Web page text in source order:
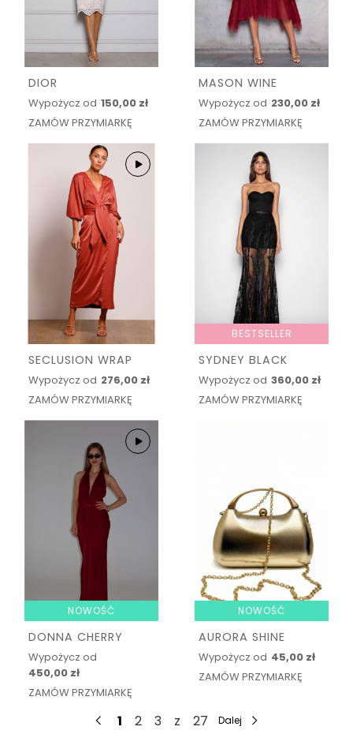
DIOR
Wypożycz od 150,00 zł
ZAMÓW PRZYMIARKĘ
MASON WINE
Wypożycz od 230,00 zł
ZAMÓW PRZYMIARKĘ
SECLUSION WRAP
Wypożycz od 276,00 zł
ZAMÓW PRZYMIARKĘ
BESTSELLER
SYDNEY BLACK
Wypożycz od 360,00 zł
ZAMÓW PRZYMIARKĘ
NOWOŚĆ
DONNA CHERRY
Wypożycz od
450,00 zł
ZAMÓW PRZYMIARKĘ
NOWOŚĆ
AURORA SHINE
Wypożycz od 45,00 zł
ZAMÓW PRZYMIARKĘ
1 2 3 z 27 Dalej